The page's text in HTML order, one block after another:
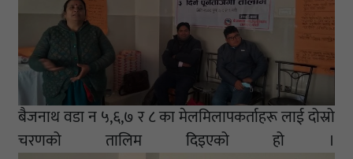
बैजनाथ वडा न ५,६,७ र ८ का मेलमिलापकर्ताहरू लाई दोस्रो
चरणको तालिम दिइएको हो ।